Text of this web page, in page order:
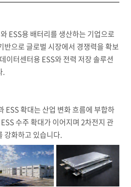
ESS용 배터리를 생산하는 기업으로
반으로 글로벌 시장에서 경쟁력을 확보
이터센터용 ESS와 전력 저장 솔루션
.
ESS 확대는 산업 변화 흐름에 부합하
수주 확대가 이어지며 2차전지 관
강화하고 있습니다.